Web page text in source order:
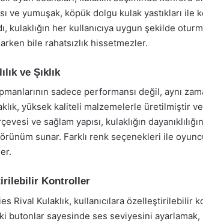
ve yumuşak, köpük dolgu kulak yastıkları
kulaklığın her kullanıcıya uygun şekilde
bile rahatsızlık hissetmezler.
ve Şıklık
sadece performansı değil, aynı
yüksek kaliteli malzemelerle üretilmiştir
ve sağlam yapısı, kulaklığın
sunar. Farklı renk seçenekleri ile
Kontroller
Rival Kulaklık, kullanıcılara özelleştirilebilir
butonlar sayesinde ses seviyesini ayarlamak,